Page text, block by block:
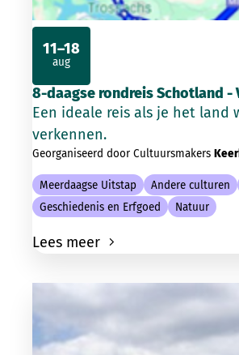
8-daagse rondreis Schotland -
Een ideale reis als je het land
verkennen.
Georganiseerd door Cultuursmakers
Meerdaagse Uitstap Andere culturen
Geschiedenis en Erfgoed
Natuur
Lees meer
11–18
aug
2026